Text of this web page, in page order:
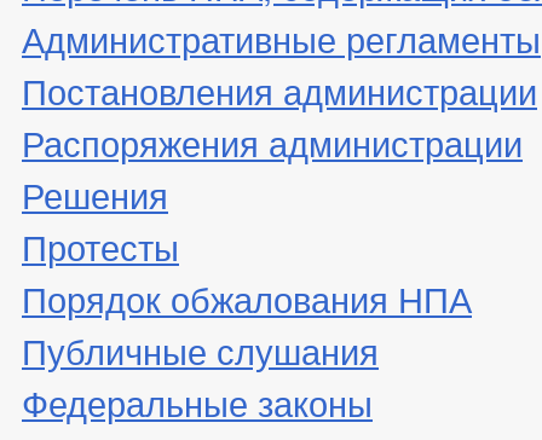
Административные регламенты
Постановления администрации
Распоряжения администрации
Решения
Протесты
Порядок обжалования НПА
Публичные слушания
Федеральные законы